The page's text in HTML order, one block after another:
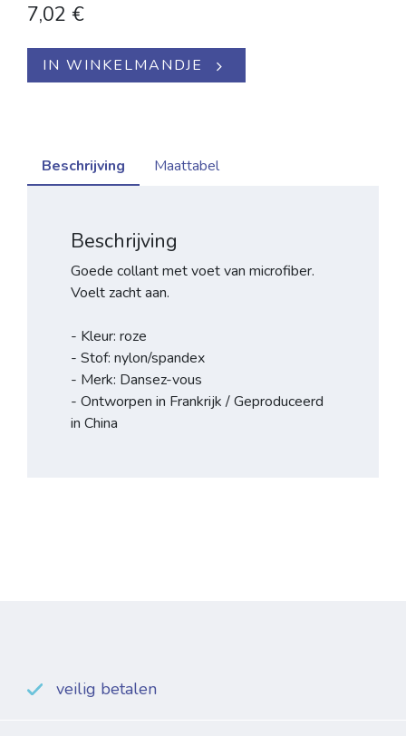
7,02 €
IN WINKELMANDJE
Beschrijving Maattabel
Beschrijving
Goede collant met voet van microfiber.
Voelt zacht aan.
- Kleur: roze
- Stof: nylon/spandex
- Merk: Dansez-vous
- Ontworpen in Frankrijk / Geproduceerd
in China
veilig betalen